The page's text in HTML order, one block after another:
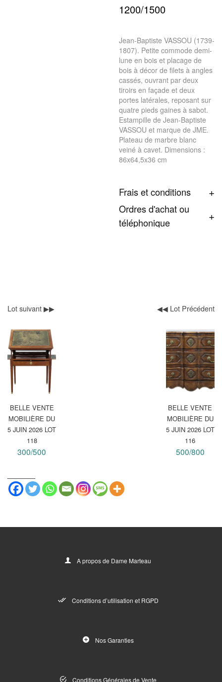
1200/1500
Jean-Baptiste VASSOU (1739-
1807). Petite commode demi-
lune en bois et placage de
bois à décor de filets à angles
cassés, ouvrant par deux
tiroirs en façade et deux
portes latérales, reposant sur
quatre pieds gaines à sabot.
Estampille de Jean-Baptiste
VASSOU et marque de JME.
Plateau de marbre blanc
veiné à cavet. Dimensions :
86x64,5x36 cm
Frais et conditions
Ordres d'achat ou
téléphonique
Lot suivant ▶▶
BELLE VENTE
MOBILIÈRE DU
5 JUIN 2026 LOT
118
300/500
◀◀ Lot Précédent
BELLE VENTE
MOBILIÈRE DU
5 JUIN 2026 LOT
116
500/800
A propos de Dame Marteau
Conditions d’utilisation et RGPD
Nos Garanties
Conditions Générales de Vente